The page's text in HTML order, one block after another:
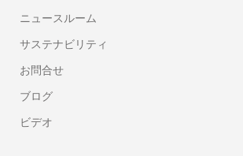
ニュースルーム
サステナビリティ
お問合せ
ブログ
ビデオ